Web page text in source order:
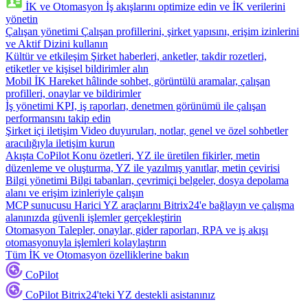
İK ve Otomasyon İş akışlarını optimize edin ve İK verilerini
yönetin
Çalışan yönetimi Çalışan profillerini, şirket yapısını, erişim izinlerini
ve Aktif Dizini kullanın
Kültür ve etkileşim Şirket haberleri, anketler, takdir rozetleri,
etiketler ve kişisel bildirimler alın
Mobil İK Hareket hâlinde sohbet, görüntülü aramalar, çalışan
profilleri, onaylar ve bildirimler
İş yönetimi KPI, iş raporları, denetmen görünümü ile çalışan
performansını takip edin
Şirket içi iletişim Video duyuruları, notlar, genel ve özel sohbetler
aracılığıyla iletişim kurun
Akışta CoPilot Konu özetleri, YZ ile üretilen fikirler, metin
düzenleme ve oluşturma, YZ ile yazılmış yanıtlar, metin çevirisi
Bilgi yönetimi Bilgi tabanları, çevrimiçi belgeler, dosya depolama
alanı ve erişim izinleriyle çalışın
MCP sunucusu Harici YZ araçlarını Bitrix24'e bağlayın ve çalışma
alanınızda güvenli işlemler gerçekleştirin
Otomasyon Talepler, onaylar, gider raporları, RPA ve iş akışı
otomasyonuyla işlemleri kolaylaştırın
Tüm İK ve Otomasyon özelliklerine bakın
CoPilot
CoPilot Bitrix24'teki YZ destekli asistanınız